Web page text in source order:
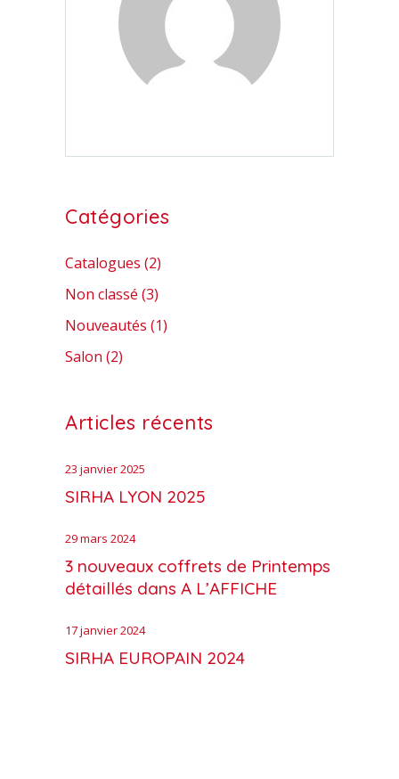
Catégories
Catalogues (2)
Non classé (3)
Nouveautés (1)
Salon (2)
Articles récents
SIRHA LYON 2025
23 janvier 2025
3 nouveaux coffrets de Printemps
détaillés dans A L’AFFICHE
29 mars 2024
SIRHA EUROPAIN 2024
17 janvier 2024